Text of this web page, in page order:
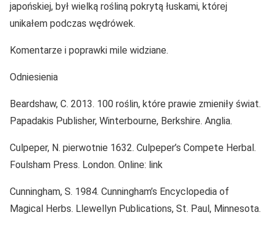
japońskiej, był wielką rośliną pokrytą łuskami, której
unikałem podczas wędrówek.
Komentarze i poprawki mile widziane.
Odniesienia
Beardshaw, C. 2013. 100 roślin, które prawie zmieniły świat.
Papadakis Publisher, Winterbourne, Berkshire. Anglia.
Culpeper, N. pierwotnie 1632. Culpeper’s Compete Herbal.
Foulsham Press. London. Online: link
Cunningham, S. 1984. Cunningham’s Encyclopedia of
Magical Herbs. Llewellyn Publications, St. Paul, Minnesota.